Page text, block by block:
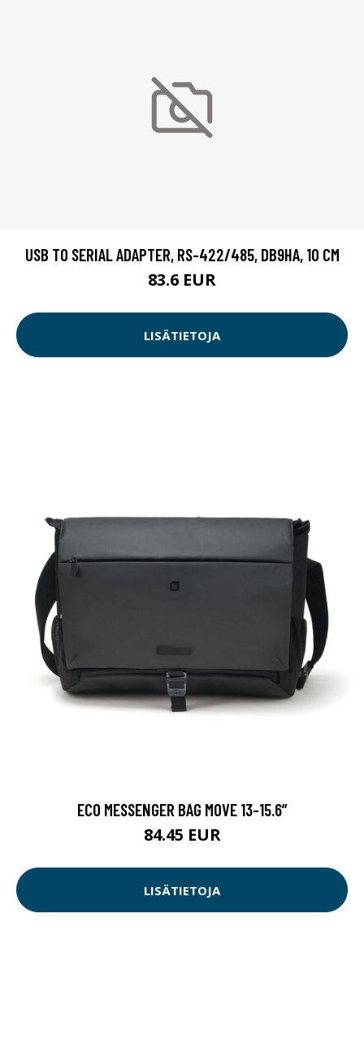
USB TO SERIAL ADAPTER, RS-422/485, DB9HA, 10 CM
83.6 EUR
LISÄTIETOJA
ECO MESSENGER BAG MOVE 13-15.6”
84.45 EUR
LISÄTIETOJA